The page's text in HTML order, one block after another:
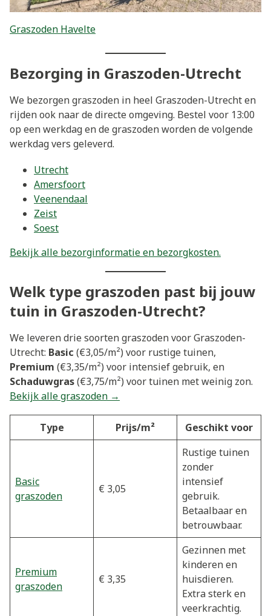
Graszoden Havelte
Bezorging in Graszoden-Utrecht
We bezorgen graszoden in heel Graszoden-Utrecht en
rijden ook naar de directe omgeving. Bestel voor 13:00
op een werkdag en de graszoden worden de volgende
werkdag vers geleverd.
Utrecht
Amersfoort
Veenendaal
Zeist
Soest
Bekijk alle bezorginformatie en bezorgkosten.
Welk type graszoden past bij jouw
tuin in Graszoden-Utrecht?
We leveren drie soorten graszoden voor Graszoden-
Utrecht: Basic (€3,05/m²) voor rustige tuinen,
Premium (€3,35/m²) voor intensief gebruik, en
Schaduwgras(€3,75/m²) voor tuinen met weinig zon.
Bekijk alle graszoden →
Type Prijs/m² Geschikt voor
Basic
graszoden
€ 3,05
Rustige tuinen
zonder
intensief
gebruik.
Betaalbaar en
betrouwbaar.
Premium
graszoden
€ 3,35
Gezinnen met
kinderen en
huisdieren.
Extra sterk en
veerkrachtig.